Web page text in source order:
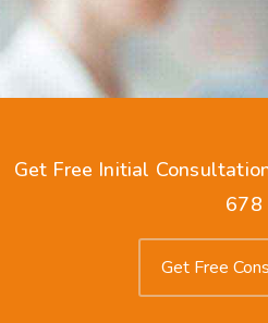
Get Free Initial
678
Get Free